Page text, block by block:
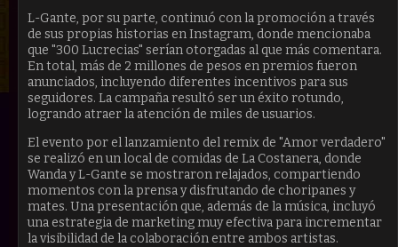
L-Gante, por su parte, continuó con la promoción a través
de sus propias historias en Instagram, donde mencionaba
que "300 Lucrecias" serían otorgadas al que más comentara.
En total, más de 2 millones de pesos en premios fueron
anunciados, incluyendo diferentes incentivos para sus
seguidores. La campaña resultó ser un éxito rotundo,
logrando atraer la atención de miles de usuarios.
El evento por el lanzamiento del remix de "Amor verdadero"
se realizó en un local de comidas de La Costanera, donde
Wanda y L-Gante se mostraron relajados, compartiendo
momentos con la prensa y disfrutando de choripanes y
mates. Una presentación que, además de la música, incluyó
una estrategia de marketing muy efectiva para incrementar
la visibilidad de la colaboración entre ambos artistas.